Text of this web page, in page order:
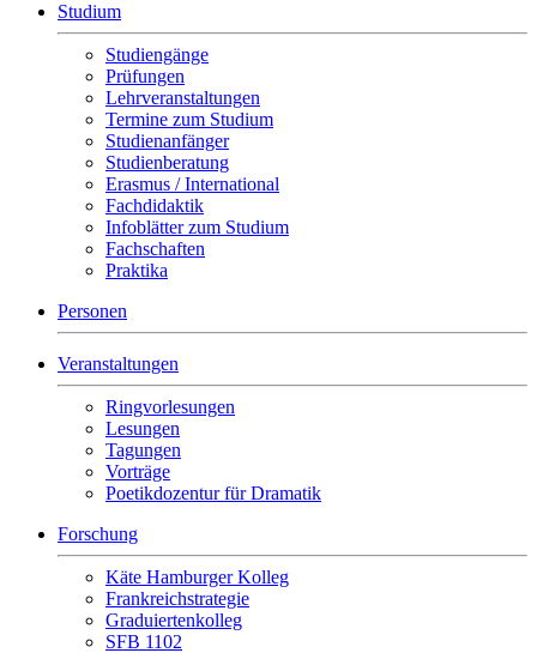
Studium
Studiengänge
Prüfungen
Lehrveranstaltungen
Termine zum Studium
Studienanfänger
Studienberatung
Erasmus / International
Fachdidaktik
Infoblätter zum Studium
Fachschaften
Praktika
Personen
Veranstaltungen
Ringvorlesungen
Lesungen
Tagungen
Vorträge
Poetikdozentur für Dramatik
Forschung
Käte Hamburger Kolleg
Frankreichstrategie
Graduiertenkolleg
SFB 1102